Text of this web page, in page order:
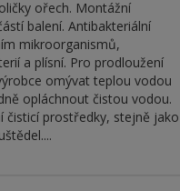
ořech. Montážní
balení. Antibakteriální
mikroorganismů,
a plísní. Pro prodloužení
omývat teplou vodou
opláchnout čistou vodou.
čisticí prostředky, stejně jako